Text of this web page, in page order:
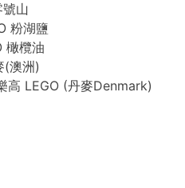
山
粉湖鹽
橄欖油
(澳洲)
高 LEGO (丹麥Denmark)